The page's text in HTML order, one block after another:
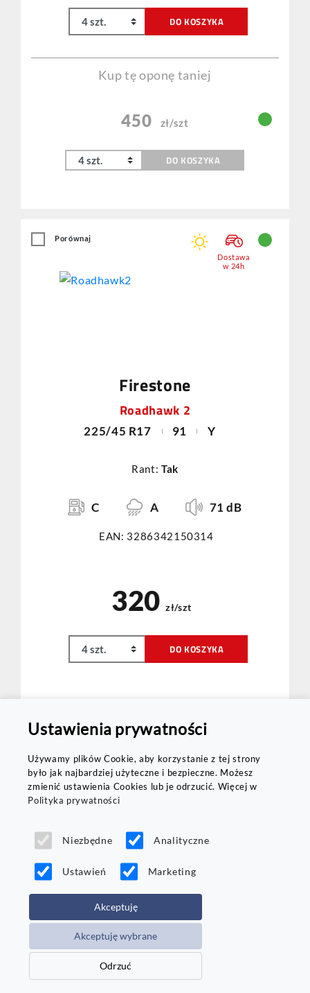
DO KOSZYKA
Kup tę oponę taniej
450 zł/szt
DO KOSZYKA
Firestone
Roadhawk 2
225/45 R17 91 Y
Rant: Tak
C A 71 dB
EAN: 3286342150314
Porównaj
Dostawa
w 24h
320 zł/szt
DO KOSZYKA
Firestone
Roadhawk 2
215/40 R17
Dostawa
w 24h
Ustawienia prywatności
Używamy plików Cookie, aby korzystanie z tej strony
było jak najbardziej użyteczne i bezpieczne. Możesz
zmienić ustawienia Cookies lub je odrzucić. Więcej w
Polityka prywatności
Niezbędne Analityczne
Ustawień Marketing
Akceptuję
Akceptuję wybrane
Odrzuć